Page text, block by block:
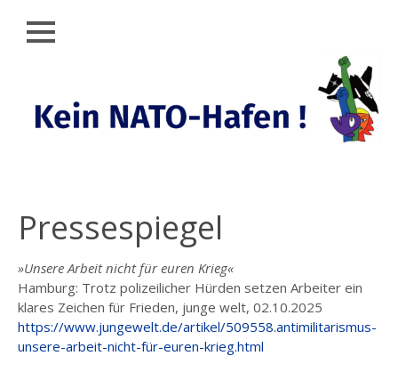
Schließen
KEIN
NATO-
(25.09.25)
DEMO (27.09.25)
SHAREPICS
PLAKATE
Pressespiegel
»Unsere Arbeit nicht für euren Krieg«
Hamburg: Trotz polizeilicher Hürden setzen Arbeiter ein
klares Zeichen für Frieden, junge welt, 02.10.2025
https://www.jungewelt.de/artikel/509558.antimilitarismus-
unsere-arbeit-nicht-für-euren-krieg.html